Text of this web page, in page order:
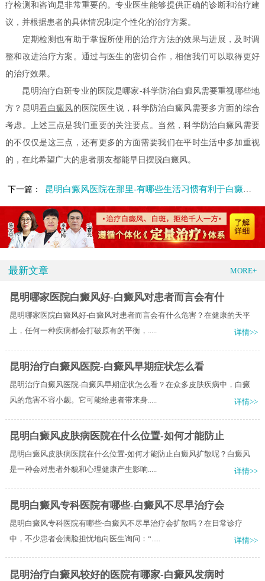
疗检测和咨询是非常重要的。专业医生能够提供正确的诊断和治疗建
议，并根据患者的具体情况制定个性化的治疗方案。
定期检测也有助于掌握所使用的治疗方法的效果与进展，及时调
整和改进治疗方案。通过与医生的密切合作，相信我们可以取得更好
的治疗效果。
昆明治疗白斑专业的医院是哪家-科学防治白癜风需要重视哪些地
方？昆明看白癜风的医院医生说，科学防治白癜风需要多方面的综合
考虑。上述三点是我们重要的关注要点。当然，科学防治白癜风需要
的不仅仅是这三点，还有更多的方面需要我们在平时生活中多加重视
的，在此希望广大的患者朋友都能早日摆脱白癜风。
下一篇： 昆明白癜风医院在那里-有哪些生活习惯有利于白癜风康复呢
最新文章 MORE+
昆明哪家医院白癜风好-白癜风对患者而言会有什
昆明哪家医院白癜风好-白癜风对患者而言会有什么危害？在健康的天平
上，任何一种疾病都会打破原有的平衡，.....
详情>>
昆明治疗白癜风医院-白癜风早期症状怎么看
昆明治疗白癜风医院-白癜风早期症状怎么看？在众多皮肤疾病中，白癜
风的危害不容小觑。它可能给患者带来身.....
详情>>
昆明白癜风皮肤病医院在什么位置-如何才能防止
昆明白癜风皮肤病医院在什么位置-如何才能防止白癜风扩散呢？白癜风
是一种会对患者外貌和心理健康产生影响.....
详情>>
昆明白癜风专科医院有哪些-白癜风不尽早治疗会
昆明白癜风专科医院有哪些-白癜风不尽早治疗会扩散吗？在日常诊疗
中，不少患者会满脸担忧地向医生询问：“.....
详情>>
昆明治疗白癜风较好的医院有哪家-白癜风发病时